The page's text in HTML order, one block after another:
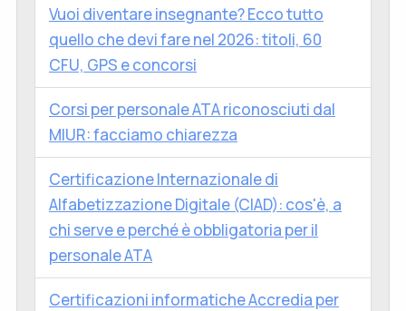
Vuoi diventare insegnante? Ecco tutto
quello che devi fare nel 2026: titoli, 60
CFU, GPS e concorsi
Corsi per personale ATA riconosciuti dal
MIUR: facciamo chiarezza
Certificazione Internazionale di
Alfabetizzazione Digitale (CIAD): cos'è, a
chi serve e perché è obbligatoria per il
personale ATA
Certificazioni informatiche Accredia per